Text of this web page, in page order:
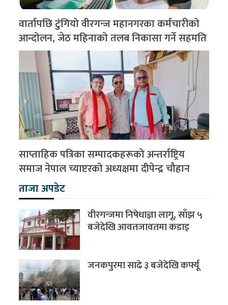
वार्तापछि टुंगियो वीरगन्ज महानगरका कर्मचारीको
आन्दोलन, जेठ महिनाको तलब निकासा गर्ने सहमति
साप्ताहिक पत्रिका सम्पादकहरूको अन्तर्राष्ट्रिय
समाज नेपाल च्याप्टरको अध्यक्षमा दीपेन्द्र चौहान
ताजा अपडेट
वीरगन्जमा निषेधाज्ञा लागू, साँझ ५
बजेदेखि आवतजावतमा कडाइ
जनकपुरमा साढे ३ बजेदेखि कर्फ्यू